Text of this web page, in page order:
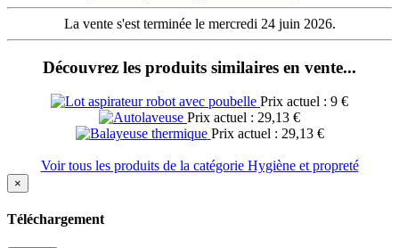
La vente s'est terminée le mercredi 24 juin 2026.
Découvrez les produits similaires en vente...
Prix actuel : 9 €
Prix actuel : 29,13 €
Prix actuel : 29,13 €
Voir tous les produits de la catégorie Hygiène et propreté
×
Téléchargement